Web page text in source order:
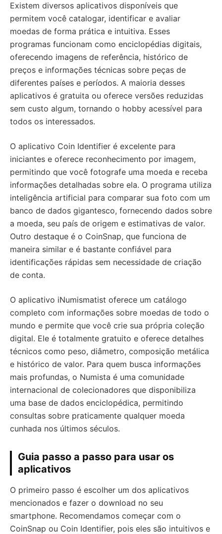
Existem diversos aplicativos disponíveis que
permitem você catalogar, identificar e avaliar
moedas de forma prática e intuitiva. Esses
programas funcionam como enciclopédias digitais,
oferecendo imagens de referência, histórico de
preços e informações técnicas sobre peças de
diferentes países e períodos. A maioria desses
aplicativos é gratuita ou oferece versões reduzidas
sem custo algum, tornando o hobby acessível para
todos os interessados.
O aplicativo Coin Identifier é excelente para
iniciantes e oferece reconhecimento por imagem,
permitindo que você fotografe uma moeda e receba
informações detalhadas sobre ela. O programa utiliza
inteligência artificial para comparar sua foto com um
banco de dados gigantesco, fornecendo dados sobre
a moeda, seu país de origem e estimativas de valor.
Outro destaque é o CoinSnap, que funciona de
maneira similar e é bastante confiável para
identificações rápidas sem necessidade de criação
de conta.
O aplicativo iNumismatist oferece um catálogo
completo com informações sobre moedas de todo o
mundo e permite que você crie sua própria coleção
digital. Ele é totalmente gratuito e oferece detalhes
técnicos como peso, diâmetro, composição metálica
e histórico de valor. Para quem busca informações
mais profundas, o Numista é uma comunidade
internacional de colecionadores que disponibiliza
uma base de dados enciclopédica, permitindo
consultas sobre praticamente qualquer moeda
cunhada nos últimos séculos.
Guia passo a passo para usar os
aplicativos
O primeiro passo é escolher um dos aplicativos
mencionados e fazer o download no seu
smartphone. Recomendamos começar com o
CoinSnap ou Coin Identifier, pois eles são intuitivos e